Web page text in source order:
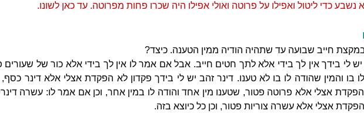
נשבע כדי ליטול ואפילו על פרוטה ואולי אפילו היה שכרו פחות מפרוטה. עד כאן לשונו.
חייב שבועה עד שתהיה הודיה ממין הטענה. כיצד?
לי בידך אין לך בידי אלא לתך חטים חייב. אבל אם אמר לו אין לך בידי אלא כור של שעורים
בו והמין שהודה לו בו לא טענו. דינר זהב יש לי בידך פקדון לא הפקדת אצלי אלא דינר
אצלי אלא פרוטה פטור, שטענו מין אחד והודה לו במין אחר, וכן אם אמר לו: עשרה
אצלי אלא עשרה צוריות פטור, וכן כל כיוצא בזה.